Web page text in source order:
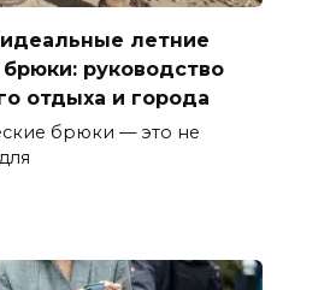
летние
руководство
отдыха и города
брюки — это не